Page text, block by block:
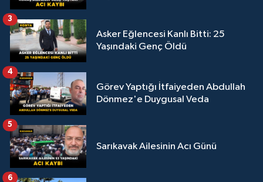
Asker Eğlencesi Kanlı Bitti: 25
Yaşındaki Genç Öldü
3
Görev Yaptığı İtfaiyeden Abdullah
Dönmez'e Duygusal Veda
4
Sarıkavak Ailesinin Acı Günü
5
6